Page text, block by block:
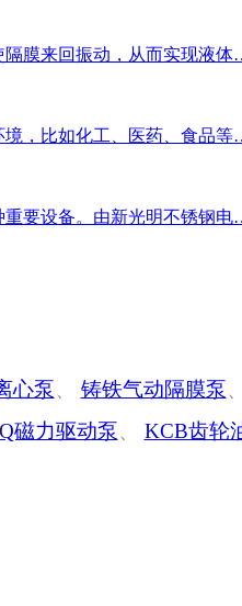
隔膜来回振动，从而实现液
境，比如化工、医药、食品
重要设备。由新光明不锈钢
心泵、 铸铁气动隔膜泵、
磁力驱动泵、 KCB齿轮